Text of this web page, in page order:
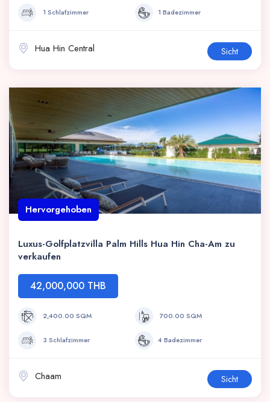
1 Schlafzimmer 1 Badezimmer
Hua Hin Central Sicht
Hervorgehoben
Luxus-Golfplatzvilla Palm Hills Hua Hin Cha-Am zu
verkaufen
42,000,000 THB
2,400.00 SQM 700.00 SQM
3 Schlafzimmer 4 Badezimmer
Chaam Sicht